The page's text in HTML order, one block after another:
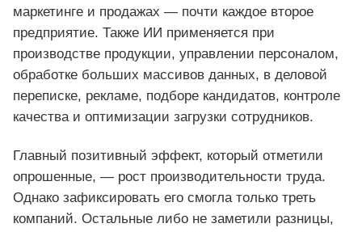
маркетинге и продажах — почти каждое второе
предприятие. Также ИИ применяется при
производстве продукции, управлении персоналом,
обработке больших массивов данных, в деловой
переписке, рекламе, подборе кандидатов, контроле
качества и оптимизации загрузки сотрудников.
Главный позитивный эффект, который отметили
опрошенные, — рост производительности труда.
Однако зафиксировать его смогла только треть
компаний. Остальные либо не заметили разницы,